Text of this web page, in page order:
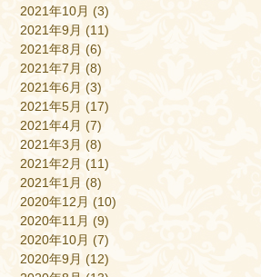
2021年10月 (3)
2021年9月 (11)
2021年8月 (6)
2021年7月 (8)
2021年6月 (3)
2021年5月 (17)
2021年4月 (7)
2021年3月 (8)
2021年2月 (11)
2021年1月 (8)
2020年12月 (10)
2020年11月 (9)
2020年10月 (7)
2020年9月 (12)